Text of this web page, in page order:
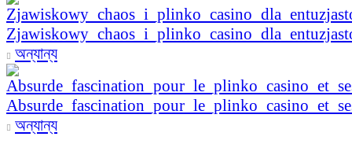
অন্যান্য
অন্যান্য